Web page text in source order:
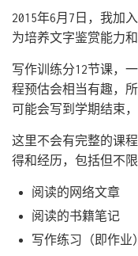
2015年6月7日，我加
为培养文字鉴赏能力
写作训练分12节课，
程预估会相当有趣，
可能会写到学期结束
这里不会有完整的课
得和经历，包括但不限
阅读的网络文章
阅读的书籍笔记
写作练习（即作业）